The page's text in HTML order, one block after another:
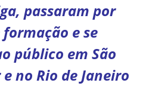
passaram por
e se
público em São
no Rio de Janeiro